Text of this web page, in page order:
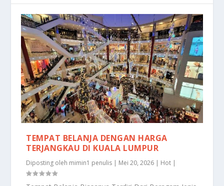
TEMPAT BELANJA DENGAN HARGA
TERJANGKAU DI KUALA LUMPUR
Diposting oleh mimin1 penulis | Mei 20, 2026 | Hot |